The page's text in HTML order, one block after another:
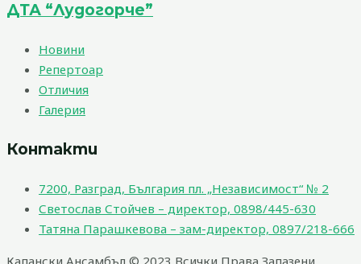
ДТА “Лудогорче”
Новини
Репертоар
Отличия
Галерия
Контакти
7200, Разград, България пл. „Независимост“ № 2
Светослав Стойчев – директор, 0898/445-630
Татяна Парашкевова – зам-директор, 0897/218-666
Капански Ансамбъл © 2023 Всички Права Запазени